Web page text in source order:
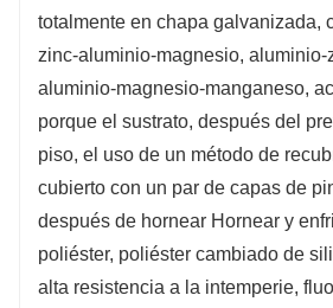
totalmente en chapa galvanizada,
zinc-aluminio-magnesio, aluminio-
aluminio-magnesio-manganeso,
porque el sustrato, después del
piso, el uso de un método de
cubierto con un par de capas de
después de hornear Hornear y
poliéster, poliéster cambiado de
alta resistencia a la intemperie,